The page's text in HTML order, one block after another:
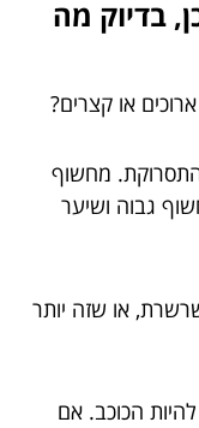
בדיוק מה
או קצרים?
מחשוף
גבוה ושיער
או שזה יותר
הכוכב. אם